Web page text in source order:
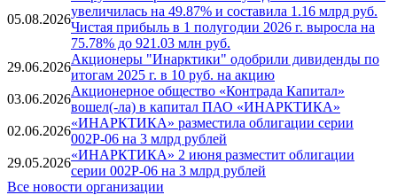
05.08.2026
увеличилась на 49.87% и составила 1.16 млрд руб.
Чистая прибыль в 1 полугодии 2026 г. выросла на
75.78% до 921.03 млн руб.
29.06.2026
Акционеры "Инарктики" одобрили дивиденды по
итогам 2025 г. в 10 руб. на акцию
03.06.2026
Акционерное общество «Контрада Капитал»
вошел(-ла) в капитал ПАО «ИНАРКТИКА»
02.06.2026
«ИНАРКТИКА» разместила облигации серии
002Р-06 на 3 млрд рублей
29.05.2026
«ИНАРКТИКА» 2 июня разместит облигации
серии 002Р-06 на 3 млрд рублей
Все новости организации